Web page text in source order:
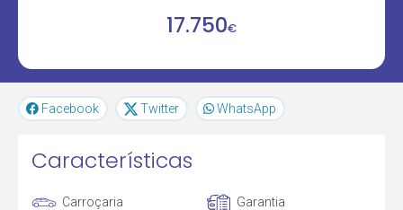
17.750€
Facebook Twitter WhatsApp
Características
Carroçaria
Garantia